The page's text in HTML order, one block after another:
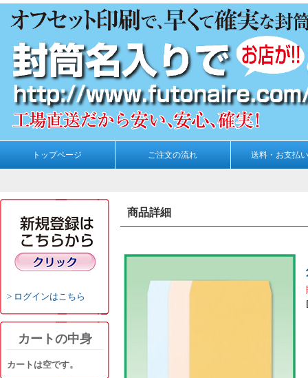
トップページ ご注文の流れ 送料・お支払
ログインはこちら
カートの中身
カートは空です。
商品詳細